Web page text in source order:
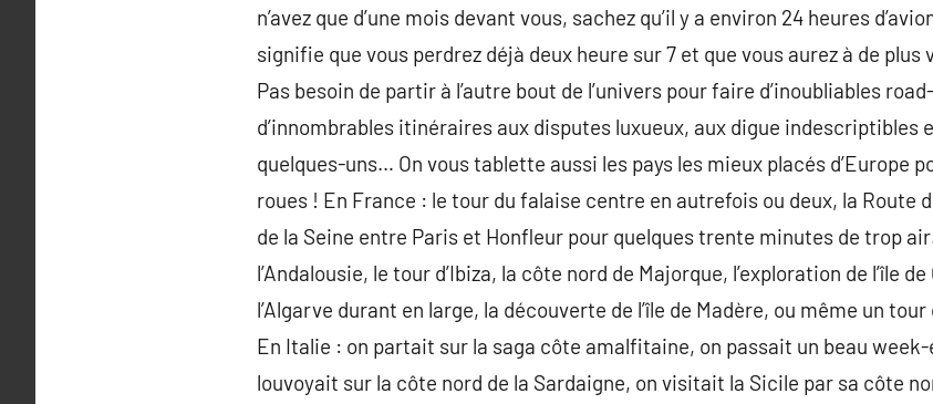
n’avez que d’une mois devant vous, sachez qu’il y a environ 24 heures
signifie que vous perdrez déjà deux heure sur 7 et que vous aurez à de
Pas besoin de partir à l’autre bout de l’univers pour faire d’inoubliables
d’innombrables itinéraires aux disputes luxueux, aux digue indescriptibles
quelques-uns… On vous tablette aussi les pays les mieux placés d’Europe
roues ! En France : le tour du falaise centre en autrefois ou deux, la Route
de la Seine entre Paris et Honfleur pour quelques trente minutes de trop
l’Andalousie, le tour d’Ibiza, la côte nord de Majorque, l’exploration de l’île
l’Algarve durant en large, la découverte de l’île de Madère, ou même un
En Italie : on partait sur la saga côte amalfitaine, on passait un beau week-
louvoyait sur la côte nord de la Sardaigne, on visitait la Sicile par sa côte